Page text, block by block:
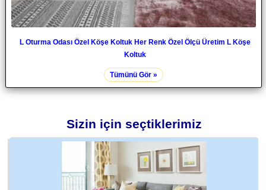
L Oturma Odası Özel Köşe Koltuk Her Renk Özel Ölçü Üretim L Köşe
Koltuk
Tümünü Gör »
Sizin için seçtiklerimiz